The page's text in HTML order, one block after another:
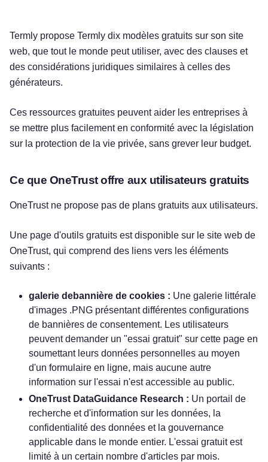
Termly propose Termly dix modèles gratuits sur son site
web, que tout le monde peut utiliser, avec des clauses et
des considérations juridiques similaires à celles des
générateurs.
Ces ressources gratuites peuvent aider les entreprises à
se mettre plus facilement en conformité avec la législation
sur la protection de la vie privée, sans grever leur budget.
Ce que OneTrust offre aux utilisateurs gratuits
OneTrust ne propose pas de plans gratuits aux utilisateurs.
Une page d'outils gratuits est disponible sur le site web de
OneTrust, qui comprend des liens vers les éléments
suivants :
galerie debannière de cookies : Une galerie littérale
d'images .PNG présentant différentes configurations
de bannières de consentement. Les utilisateurs
peuvent demander un "essai gratuit" sur cette page en
soumettant leurs données personnelles au moyen
d'un formulaire en ligne, mais aucune autre
information sur l'essai n'est accessible au public.
OneTrust DataGuidance Research : Un portail de
recherche et d'information sur les données, la
confidentialité des données et la gouvernance
applicable dans le monde entier. L'essai gratuit est
limité à un certain nombre d'articles par mois.